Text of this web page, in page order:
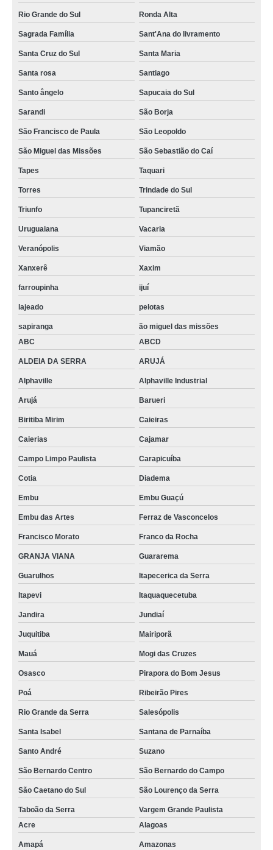
Rio Grande do Sul Ronda Alta
Sagrada Família Sant'Ana do livramento
Santa Cruz do Sul Santa Maria
Santa rosa Santiago
Santo ângelo Sapucaia do Sul
Sarandi São Borja
São Francisco de Paula São Leopoldo
São Miguel das Missões São Sebastião do Caí
Tapes Taquari
Torres Trindade do Sul
Triunfo Tupanciretã
Uruguaiana Vacaria
Veranópolis Viamão
Xanxerê Xaxim
farroupinha ijuí
lajeado pelotas
sapiranga
ão miguel das missões
ABC
ABCD
ALDEIA DA SERRA ARUJÁ
Alphaville Alphaville Industrial
Arujá Barueri
Biritiba Mirim Caieiras
Caierias Cajamar
Campo Limpo Paulista Carapicuíba
Cotia Diadema
Embu Embu Guaçú
Embu das Artes Ferraz de Vasconcelos
Francisco Morato Franco da Rocha
GRANJA VIANA Guararema
Guarulhos Itapecerica da Serra
Itapevi Itaquaquecetuba
Jandira Jundiaí
Juquitiba Mairiporã
Mauá Mogi das Cruzes
Osasco Pirapora do Bom Jesus
Poá Ribeirão Pires
Rio Grande da Serra Salesópolis
Santa Isabel Santana de Parnaíba
Santo André Suzano
São Bernardo Centro São Bernardo do Campo
São Caetano do Sul São Lourenço da Serra
Taboão da Serra
Vargem Grande Paulista
Acre
Alagoas
Amapá Amazonas